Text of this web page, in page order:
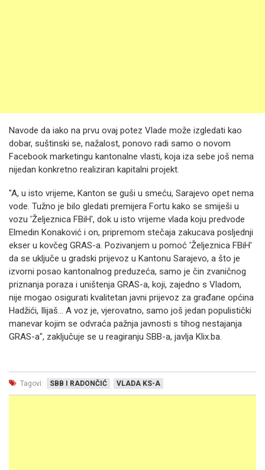
Navode da iako na prvu ovaj potez Vlade može izgledati kao
dobar, suštinski se, nažalost, ponovo radi samo o novom
Facebook marketingu kantonalne vlasti, koja iza sebe još nema
nijedan konkretno realiziran kapitalni projekt.
"A, u isto vrijeme, Kanton se guši u smeću, Sarajevo opet nema
vode. Tužno je bilo gledati premijera Fortu kako se smiješi u
vozu 'Željeznica FBiH', dok u isto vrijeme vlada koju predvode
Elmedin Konaković i on, pripremom stečaja zakucava posljednji
ekser u kovčeg GRAS-a. Pozivanjem u pomoć 'Željeznica FBiH'
da se uključe u gradski prijevoz u Kantonu Sarajevo, a što je
izvorni posao kantonalnog preduzeća, samo je čin zvaničnog
priznanja poraza i uništenja GRAS-a, koji, zajedno s Vladom,
nije mogao osigurati kvalitetan javni prijevoz za građane općina
Hadžići, Ilijaš... A voz je, vjerovatno, samo još jedan populistički
manevar kojim se odvraća pažnja javnosti s tihog nestajanja
GRAS-a", zaključuje se u reagiranju SBB-a, javlja Klix.ba.
Tagovi: SBB I RADONČIĆ VLADA KS-A